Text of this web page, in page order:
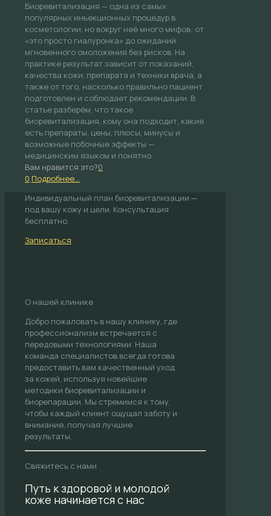
Биоревитализация — одна из самых
популярных инъекционных процедур в
косметологии, но вокруг неё много мифов: от
«это просто гиалуронка» до ожиданий
мгновенного омоложения без рисков. На
практике результат зависит от показаний,
качества кожи, препарата и техники врача, а
также от того, насколько правильно пациент
подготовлен и соблюдает рекомендации. В
статье разберём, что такое
биоревитализация, кому она подходит, какие
есть препараты, цены, плюсы, минусы и
возможные побочные эффекты —
медицинским языком и понятно.
Вам нравится это?0
0 Подробнее...
Индивидуальный план биоревитализации —
под вашу кожу и цели. Консультация
бесплатно.
Записаться
О нашей клинике
Добро пожаловать в нашу клинику, где
профессионализм встречается с
передовыми технологиями. Наша
команда специалистов всегда готова
предоставить вам качественный уход
за кожей, используя новейшие
методики биоревитализации и
биорепарации. Мы стремимся к тому,
чтобы каждый клиент ощущал заботу и
внимание, получая лучшие
результаты.
Свяжитесь с нами
Путь к здоровой и молодой
коже начинается с нас